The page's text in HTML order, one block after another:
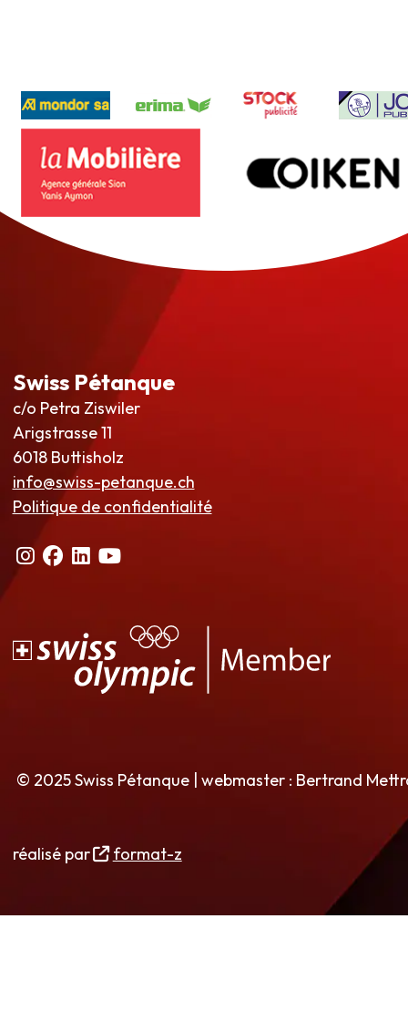
Swiss Pétanque
c/o Petra Ziswiler
Arigstrasse 11
6018 Buttisholz
info@swiss-petanque.ch
Politique de confidentialité
© 2025 Swiss Pétanque | webmaster : Bertrand
réalisé par format-z